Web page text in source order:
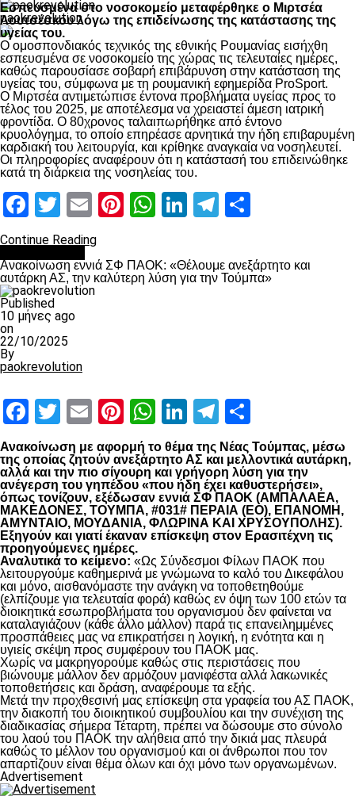
paokrevolution
Εσπευσμένα στο νοσοκομείο μεταφέρθηκε ο Μιρτσέα
Λουτσέσκου λόγω της επιδείνωσης της κατάστασης της
υγείας του.
Ο ομοσπονδιακός τεχνικός της εθνικής Ρουμανίας εισήχθη
εσπευσμένα σε νοσοκομείο της χώρας τις τελευταίες ημέρες,
καθώς παρουσίασε σοβαρή επιβάρυνση στην κατάσταση της
υγείας του, σύμφωνα με τη ρουμανική εφημερίδα ProSport.
Ο Μιρτσέα αντιμετώπισε έντονα προβλήματα υγείας προς το
τέλος του 2025, με αποτέλεσμα να χρειαστεί άμεση ιατρική
φροντίδα. Ο 80χρονος ταλαιπωρήθηκε από έντονο
κρυολόγημα, το οποίο επηρέασε αρνητικά την ήδη επιβαρυμένη
καρδιακή του λειτουργία, και κρίθηκε αναγκαία να νοσηλευτεί.
Οι πληροφορίες αναφέρουν ότι η κατάστασή του επιδεινώθηκε
κατά τη διάρκεια της νοσηλείας του.
Facebook
Twitter
EmailPinterest
WhatsApp
LinkedIn
Telegram
Continue Reading
Ανακοίνωση εννιά ΣΦ ΠΑΟΚ: «Θέλουμε ανεξάρτητο και
αυτάρκη ΑΣ, την καλύτερη λύση για την Τούμπα»
Published
10 μήνες ago
on
22/10/2025
By
paokrevolution
Facebook
Twitter
EmailPinterest
WhatsApp
LinkedIn
Telegram
Ανακοίνωση με αφορμή το θέμα της Νέας Τούμπας, μέσω
της οποίας ζητούν ανεξάρτητο ΑΣ και μελλοντικά αυτάρκη,
αλλά και την πιο σίγουρη και γρήγορη λύση για την
ανέγερση του γηπέδου «που ήδη έχει καθυστερήσει»,
όπως τονίζουν, εξέδωσαν εννιά ΣΦ ΠΑΟΚ (ΑΜΠΑΛΑΕΑ,
ΜΑΚΕΔΟΝΕΣ, ΤΟΥΜΠΑ, #031# ΠΕΡΑΙΑ (ΕΟ), ΕΠΑΝΟΜΗ,
ΑΜΥΝΤΑΙΟ, ΜΟΥΔΑΝΙΑ, ΦΛΩΡΙΝΑ ΚΑΙ ΧΡΥΣΟΥΠΟΛΗΣ).
Εξηγούν και γιατί έκαναν επίσκεψη στον Ερασιτέχνη τις
προηγούμενες ημέρες.
Αναλυτικά το κείμενο: «Ως Σύνδεσμοι Φίλων ΠΑΟΚ που
λειτουργούμε καθημερινά με γνώμωνα το καλό του Δικεφάλου
και μόνο, αισθανόμαστε την ανάγκη να τοποθετηθούμε
(ελπίζουμε για τελευταία φορά) καθώς εν όψη των 100 ετών τα
διοικητικά εσωπροβλήματα του οργανισμού δεν φαίνεται να
καταλαγιάζουν (κάθε άλλο μάλλον) παρά τις επανειλημμένες
προσπάθειες μας να επικρατήσει η λογική, η ενότητα και η
υγιείς σκέψη προς συμφέρουν του ΠΑΟΚ μας.
Χωρίς να μακρηγορούμε καθώς στις περιστάσεις που
βιώνουμε μάλλον δεν αρμόζουν μανιφέστα αλλά λακωνικές
τοποθετήσεις και δράση, αναφέρουμε τα εξής.
Μετά την προχθεσινή μας επίσκεψη στα γραφεία του ΑΣ ΠΑΟΚ,
την διακοπή του διοικητικού συμβουλίου και την συνέχιση της
διαδικασίας σήμερα Τέταρτη, πρέπει να δώσουμε στο σύνολο
του λαού του ΠΑΟΚ την αλήθεια από την δικιά μας πλευρά
καθώς το μέλλον του οργανισμού και οι άνθρωποι που τον
απαρτίζουν είναι θέμα όλων και όχι μόνο των οργανωμένων.
Advertisement